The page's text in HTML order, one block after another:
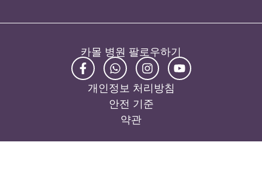
카몰 병원 팔로우하기
개인정보 처리방침
안전 기준
약관